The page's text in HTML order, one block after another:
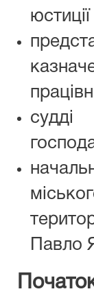
судді
Павло